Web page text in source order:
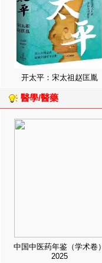
开太平：宋太祖赵匡胤
醫學/醫藥
中国中医药年鉴（学术卷）
2025